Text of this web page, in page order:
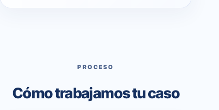
PROCESO
Cómo trabajamos tu caso